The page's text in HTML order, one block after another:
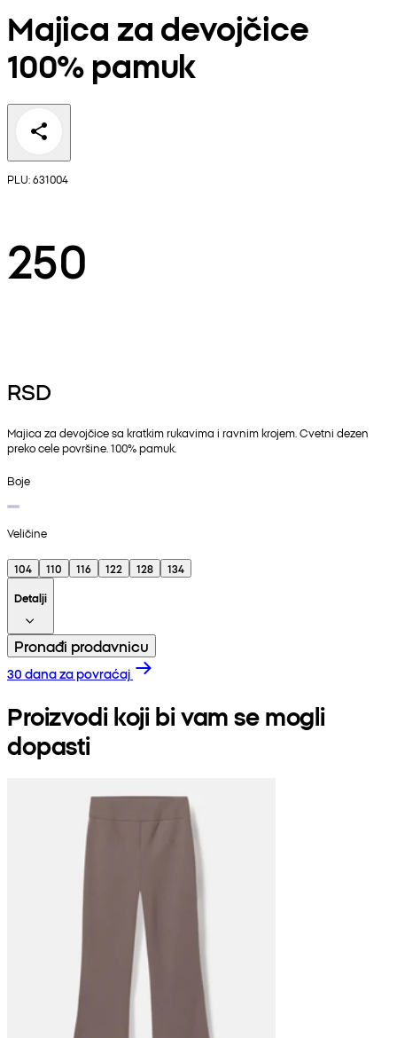
Majica za devojčice
100% pamuk
PLU: 631004
250
RSD
Majica za devojčice sa kratkim rukavima i ravnim krojem. Cvetni dezen
preko cele površine. 100% pamuk.
Boje
Veličine
104 110 116 122 128
134
Detalji
Pronađi prodavnicu
30 dana za povraćaj
Proizvodi koji bi vam se mogli
dopasti